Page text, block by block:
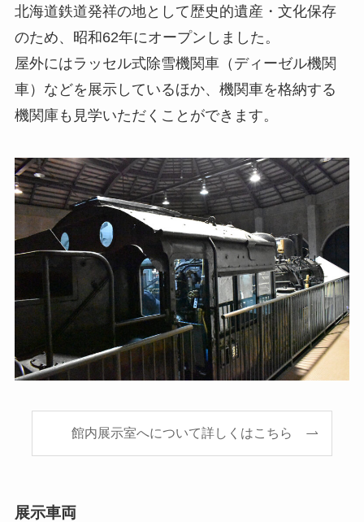
北海道鉄道発祥の地として歴史的遺産・文化保存
のため、昭和62年にオープンしました。
屋外にはラッセル式除雪機関車（ディーゼル機関
車）などを展示しているほか、機関車を格納する
機関庫も見学いただくことができます。
館内展示室へについて詳しくはこちら
展示車両